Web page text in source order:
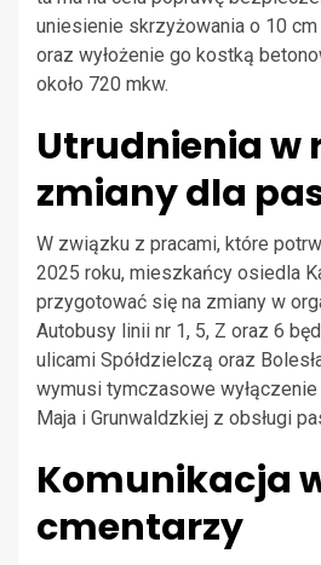
uniesienie skrzyżowania o 10
oraz wyłożenie go kostką
około 720 mkw.
Utrudnienia w
zmiany dla
W związku z pracami, które
2025 roku, mieszkańcy osiedla
przygotować się na zmiany w
Autobusy linii nr 1, 5, Z oraz 6
ulicami Spółdzielczą oraz
wymusi tymczasowe
Maja i Grunwaldzkiej z obsługi
Komunikacja
cmentarzy